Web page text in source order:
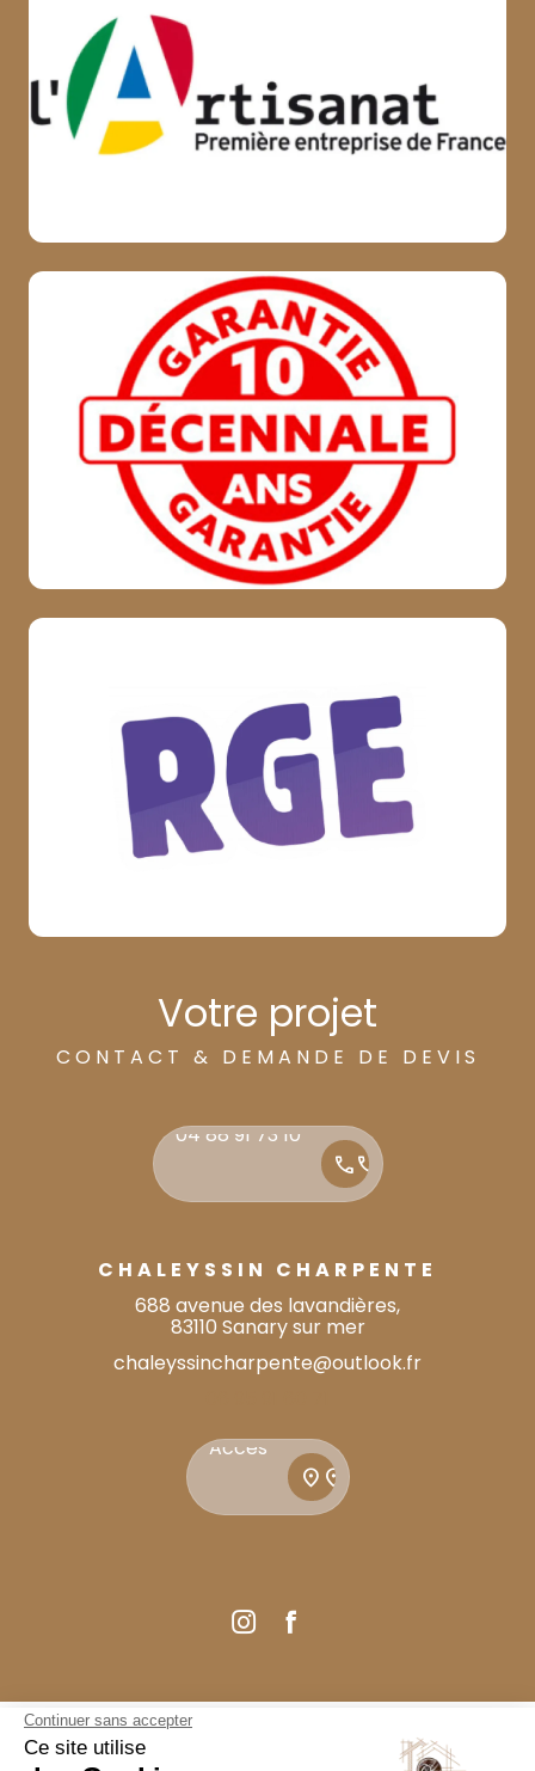
Votre projet
CONTACT & DEMANDE DE DEVIS
04 88 91 73 10
callcall
CHALEYSSIN CHARPENTE
688 avenue des lavandières,
83110 Sanary sur mer
chaleyssincharpente@outlook.fr
Accès
location_on location_on
Guide Local
Informations complémentaires